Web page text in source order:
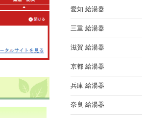
愛知 給湯器
三重 給湯器
滋賀 給湯器
京都 給湯器
兵庫 給湯器
奈良 給湯器